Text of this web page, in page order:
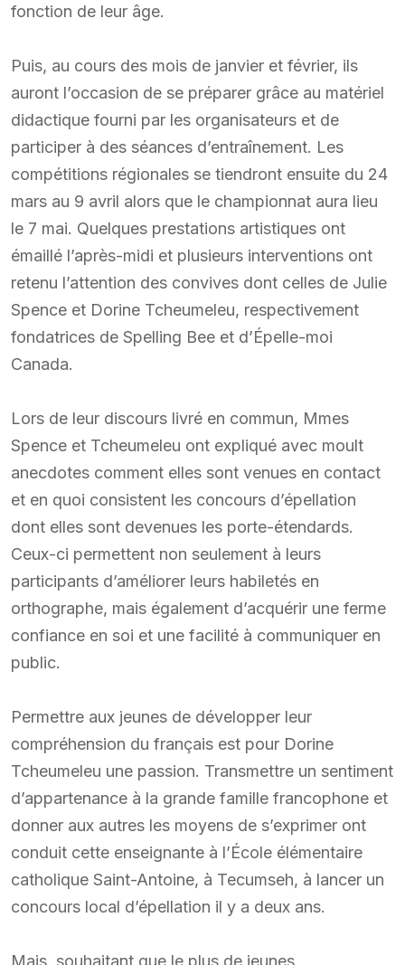
fonction de leur âge.
Puis, au cours des mois de janvier et février, ils
auront l’occasion de se préparer grâce au matériel
didactique fourni par les organisateurs et de
participer à des séances d’entraînement. Les
compétitions régionales se tiendront ensuite du 24
mars au 9 avril alors que le championnat aura lieu
le 7 mai. Quelques prestations artistiques ont
émaillé l’après-midi et plusieurs interventions ont
retenu l’attention des convives dont celles de Julie
Spence et Dorine Tcheumeleu, respectivement
fondatrices de Spelling Bee et d’Épelle-moi
Canada.
Lors de leur discours livré en commun, Mmes
Spence et Tcheumeleu ont expliqué avec moult
anecdotes comment elles sont venues en contact
et en quoi consistent les concours d’épellation
dont elles sont devenues les porte-étendards.
Ceux-ci permettent non seulement à leurs
participants d’améliorer leurs habiletés en
orthographe, mais également d’acquérir une ferme
confiance en soi et une facilité à communiquer en
public.
Permettre aux jeunes de développer leur
compréhension du français est pour Dorine
Tcheumeleu une passion. Transmettre un sentiment
d’appartenance à la grande famille francophone et
donner aux autres les moyens de s’exprimer ont
conduit cette enseignante à l’École élémentaire
catholique Saint-Antoine, à Tecumseh, à lancer un
concours local d’épellation il y a deux ans.
Mais, souhaitant que le plus de jeunes